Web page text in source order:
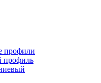
профили
профиль